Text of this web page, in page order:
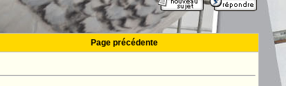
Page précédente